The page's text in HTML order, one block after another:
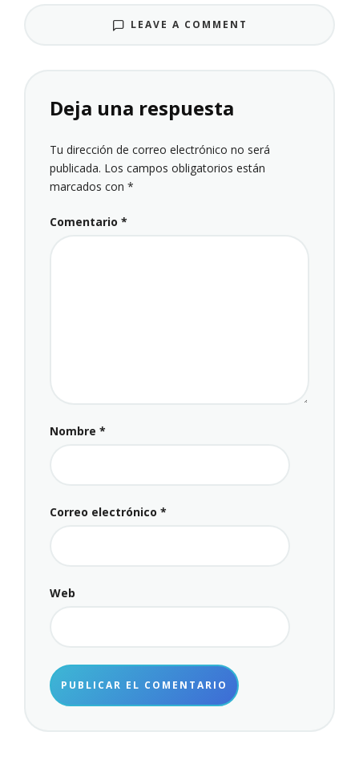
LEAVE A COMMENT
Deja una respuesta
Tu dirección de correo electrónico no será
publicada. Los campos obligatorios están
marcados con *
Comentario *
Nombre *
Correo electrónico *
Web